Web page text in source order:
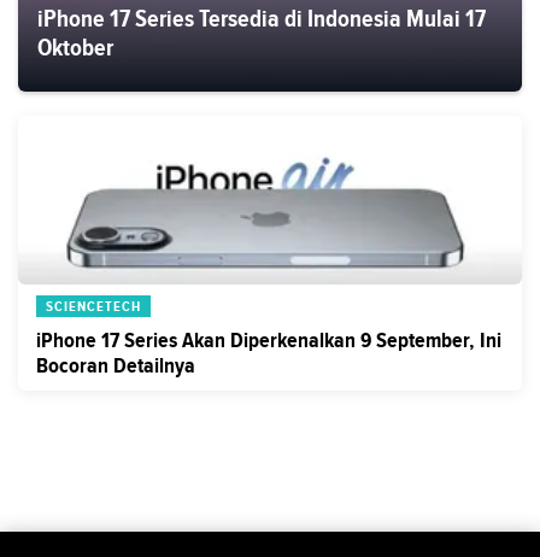
iPhone 17 Series Tersedia di Indonesia Mulai 17
Oktober
SCIENCETECH
iPhone 17 Series Akan Diperkenalkan 9 September, Ini
Bocoran Detailnya